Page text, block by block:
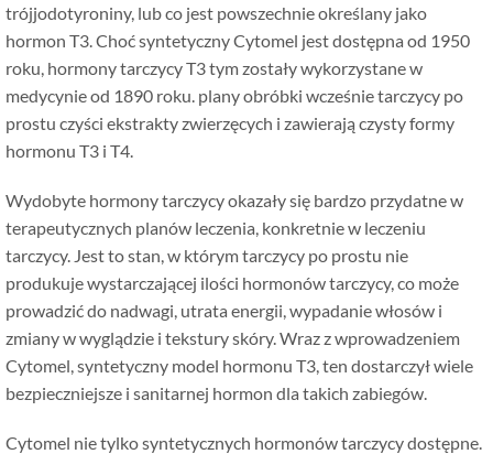
trójjodotyroniny, lub co jest powszechnie określany jako
hormon T3. Choć syntetyczny Cytomel jest dostępna od 1950
roku, hormony tarczycy T3 tym zostały wykorzystane w
medycynie od 1890 roku. plany obróbki wcześnie tarczycy po
prostu czyści ekstrakty zwierzęcych i zawierają czysty formy
hormonu T3 i T4.
Wydobyte hormony tarczycy okazały się bardzo przydatne w
terapeutycznych planów leczenia, konkretnie w leczeniu
tarczycy. Jest to stan, w którym tarczycy po prostu nie
produkuje wystarczającej ilości hormonów tarczycy, co może
prowadzić do nadwagi, utrata energii, wypadanie włosów i
zmiany w wyglądzie i tekstury skóry. Wraz z wprowadzeniem
Cytomel, syntetyczny model hormonu T3, ten dostarczył wiele
bezpieczniejsze i sanitarnej hormon dla takich zabiegów.
Cytomel nie tylko syntetycznych hormonów tarczycy dostępne.